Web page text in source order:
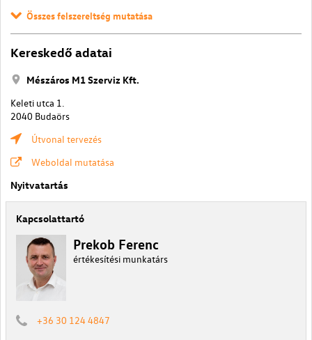
Összes felszereltség mutatása
Kereskedő adatai
Mészáros M1 Szerviz Kft.
Keleti utca 1.
2040 Budaörs
Útvonal tervezés
Weboldal mutatása
Nyitvatartás
Kapcsolattartó
Prekob Ferenc
értékesítési munkatárs
+36 30 124 4847